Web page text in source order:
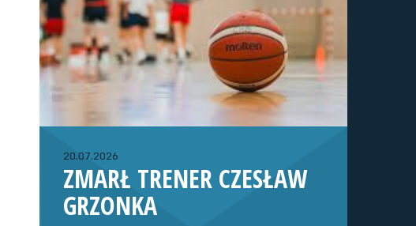
Dziewczęta:02-04.10.26 r. - Konsultacja
szkoleniowa (Strumień)23-25.10.26 r. -
Konsultacja szkoleniowa (Strumień)06-
08.11.26 r. – Konsultacja szkoleniowa
(Strumień)20-22.11.26 r. – Turniej OOM o
rozstawienie Dywizji ATrenerzy: Adam
Kubaszczyk, Iwona Szymik
20.07.2026
ZMARŁ TRENER CZESŁAW
GRZONKA